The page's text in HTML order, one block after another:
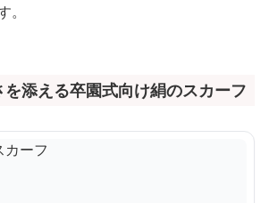
添える卒園式向け絹のスカーフ